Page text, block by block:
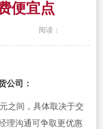
便宜点
阅读：
公司：
之间，具体取决于交
理沟通可争取更优惠